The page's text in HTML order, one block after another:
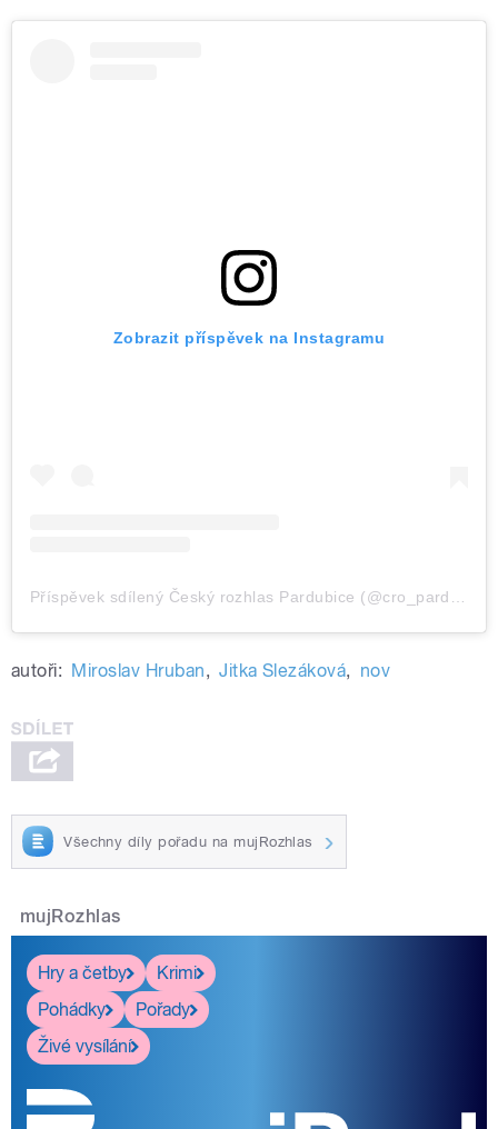
Zobrazit příspěvek na Instagramu
autoři: Miroslav Hruban, Jitka Slezáková, nov
Všechny díly pořadu na mujRozhlas
mujRozhlas
Hry a četby
Krimi
Pohádky
Pořady
Živé vysílání